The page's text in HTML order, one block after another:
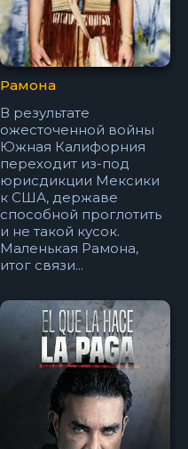
Рамона
В результате
ожесточенной войны
Южная Калифорния
переходит из-под
юрисдикции Мексики
к США, державе
способной проглотить
и не такой кусок.
Маленькая Рамона,
итог связи...